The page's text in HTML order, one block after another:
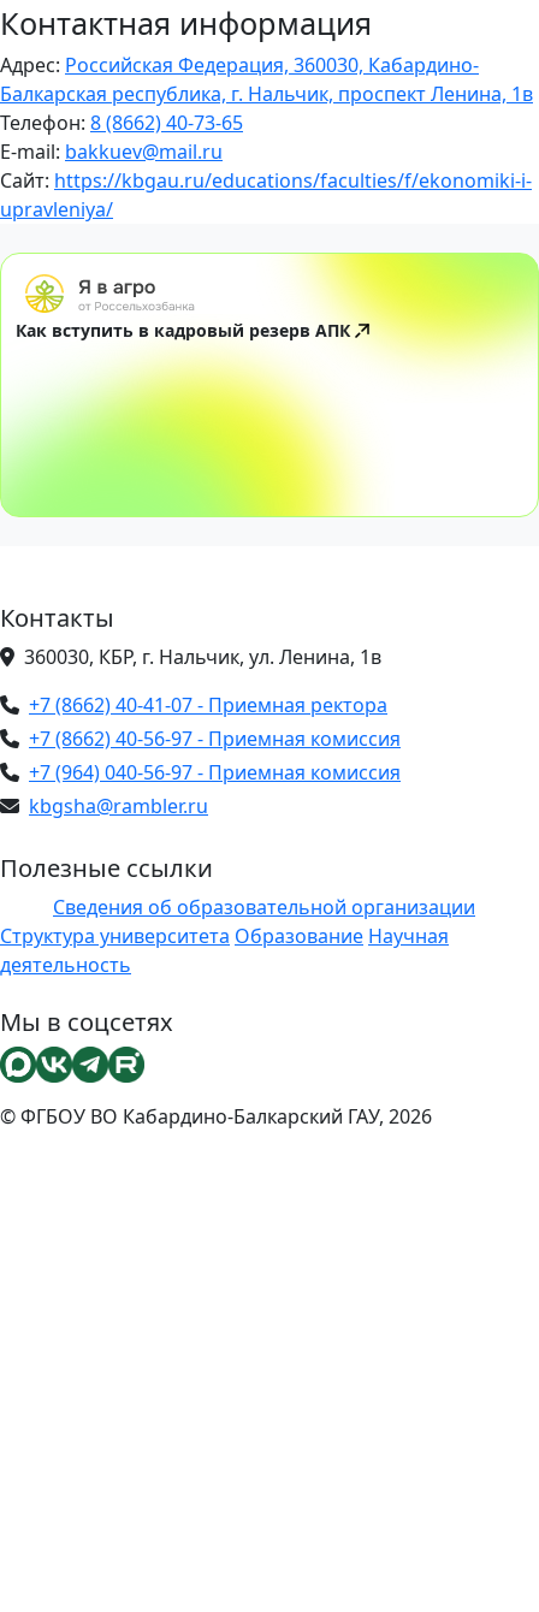
Контактная информация
Адрес: Российская Федерация, 360030, Кабардино-
Балкарская республика, г. Нальчик, проспект Ленина, 1в
Телефон: 8 (8662) 40-73-65
E-mail: bakkuev@mail.ru
Сайт: https://kbgau.ru/educations/faculties/f/ekonomiki-i-
upravleniya/
Как вступить в кадровый резерв АПК
Контакты
360030, КБР, г. Нальчик, ул. Ленина, 1в
+7 (8662) 40-41-07 - Приемная ректора
+7 (8662) 40-56-97 - Приемная комиссия
+7 (964) 040-56-97 - Приемная комиссия
kbgsha@rambler.ru
Полезные ссылки
Сведения об образовательной организации
Структура университета Образование Научная
деятельность
Мы в соцсетях
© ФГБОУ ВО Кабардино-Балкарский ГАУ, 2026